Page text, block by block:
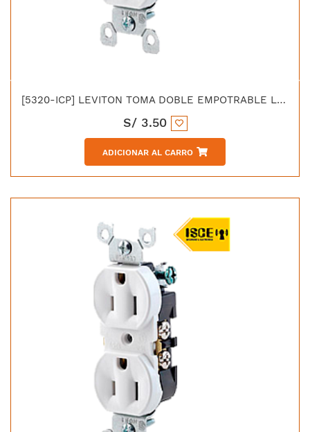
[5320-ICP] LEVITON TOMA DOBLE EMPOTRABLE L/T 15A 125V MARFIL
S/ 3.50
ADICIONAR AL CARRO